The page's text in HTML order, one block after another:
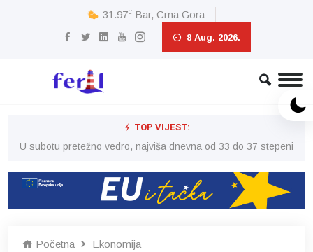
31.97c Bar, Crna Gora
8 Aug. 2026.
TOP VIJEST:
U subotu pretežno vedro, najviša dnevna od 33 do 37 stepeni
Početna Ekonomija